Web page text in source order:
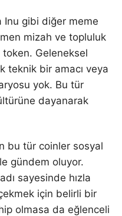
Inu gibi diğer meme
mizah ve topluluk
Geleneksel
teknik bir amacı veya
yok. Bu tür
dayanarak
bu tür coinler sosyal
gündem oluyor.
sayesinde hızla
çekmek için belirli bir
olmasa da eğlenceli